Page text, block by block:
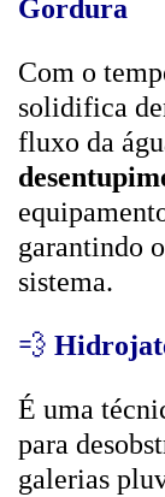
Gordura
Com o
solidifica
fluxo da
garantindo
sistema.
💨
É uma
para
galerias